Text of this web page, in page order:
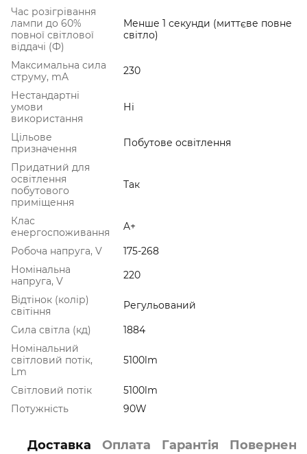
Час розігрівання
лампи до 60%
повної світлової
віддачі (Ф)
Менше 1 секунди (миттєве повне
світло)
Максимальна сила
струму, mA
230
Нестандартні
умови
використання
Ні
Цільове
призначення
Побутове освітлення
Придатний для
освітлення
побутового
приміщення
Так
Клас
енергоспоживання
A+
Робоча напруга, V
175-268
Номінальна
напруга, V
220
Відтінок (колір)
світіння
Регульований
Сила світла (кд)
1884
Номінальний
світловий потік,
Lm
5100lm
Світловий потік
5100lm
Потужність
90W
Доставка Оплата Гарантія